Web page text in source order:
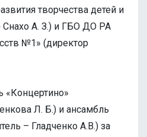
творчества детей и
Снахо А. З.) и ГБО ДО РА
№1» (директор
«Концертино»
Л. Б.) и ансамбль
– Гладченко А.В.) за